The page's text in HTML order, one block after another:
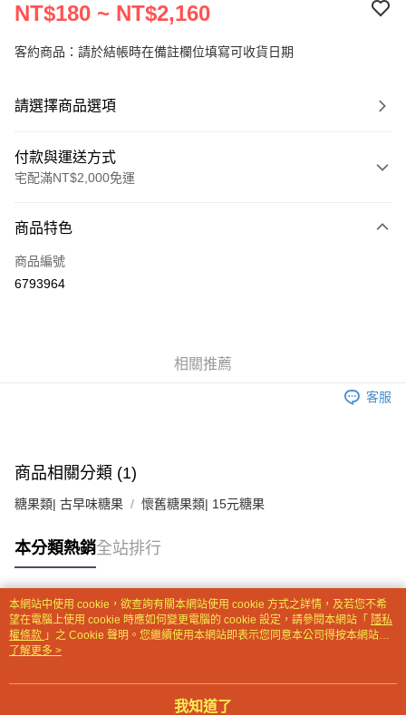
NT$180 ~ NT$2,160
客約商品：請於結帳時在備註欄位填寫可收貨日期
請選擇商品選項
付款與運送方式
宅配滿NT$2,000免運
信用卡一次付款
LINE Pay
１．簡單：不需註冊會員、不需綁卡、不需儲值。
２．便利：只要手機號碼，簡訊認證，即可結帳。
３．安心：先確認商品／服務後，再付款。
１．於結帳方式選擇「AFTEE先享後付」後，將跳轉至「AFTEE先享後付」
ATM／網路銀行／等多元方式進行付款，方視為交易完成。
※ 請注意：結帳手續完成當下不需立刻繳費，但若您需要取消訂單，請聯絡
購買商品的店家。未經商家同意取消之訂單仍視為有效，需透過AFTEE先享
後付繳納相關費用。
https://netprotections.freshdesk.com/support/home
貨到付款
運送方式
一般配送
每筆NT$130，滿NT$2,000(含以上)免運費
貨到付款
商品特色
商品編號
6793964
相關推薦
客服
商品相關分類 (1)
糖果類| 古早味糖果 懷舊糖果類| 15元糖果
本分類熱銷全站排行
熱門標籤
本網站中使用 cookie，欲查詢有關本網站使用 cookie 方式之詳情，及若您不希
望在電腦上使用 cookie 時應如何變更電腦的 cookie 設定，請參閱本網站「 隱私
權條款 」之 Cookie 聲明。您繼續使用本網站即表示您同意本公司得按本網站使
用條款之 Cookie 聲明使用 cookie。
了解更多 >
我知道了